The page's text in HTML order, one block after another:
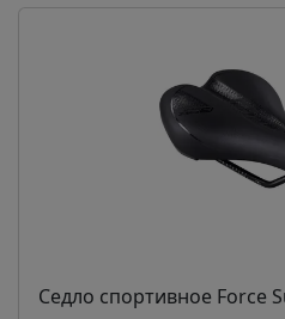
Седло спортивное Force